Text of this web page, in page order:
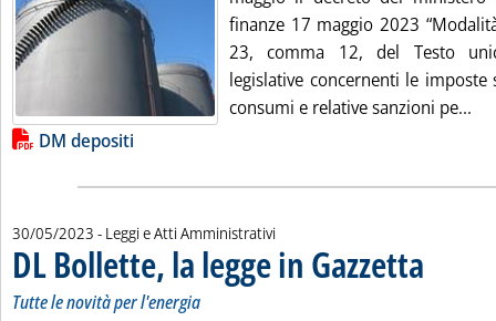
finanze 17 maggio 2023
23, comma 12, del Testo
legislative concernenti le
consumi e relative sanzioni pe...
Lista allegati PDF alla notizia
DM depositi
30/05/2023 - Leggi e Atti Amministrativi
DL Bollette, la legge in Gazzetta
Tutte le novità per l'energia